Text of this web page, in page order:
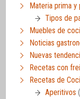
Materia prima y
Tipos de
Muebles de
Noticias
Nuevas
Recetas con
Recetas de
Aperitivos